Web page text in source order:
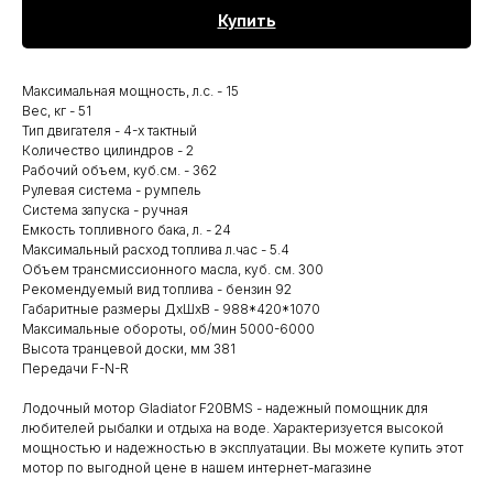
Купить
Максимальная мощность, л.с. - 15
Вес, кг - 51
Тип двигателя - 4-х тактный
Количество цилиндров - 2
Рабочий объем, куб.см. - 362
Рулевая система - румпель
Система запуска - ручная
Емкость топливного бака, л. - 24
Максимальный расход топлива л.час - 5.4
Объем трансмиссионного масла, куб. см. 300
Рекомендуемый вид топлива - бензин 92
Габаритные размеры ДхШхВ - 988*420*1070
Максимальные обороты, об/мин 5000-6000
Высота транцевой доски, мм 381
Передачи F-N-R
Лодочный мотор Gladiator F20BMS - надежный помощник для
любителей рыбалки и отдыха на воде. Характеризуется высокой
мощностью и надежностью в эксплуатации. Вы можете купить этот
мотор по выгодной цене в нашем интернет-магазине